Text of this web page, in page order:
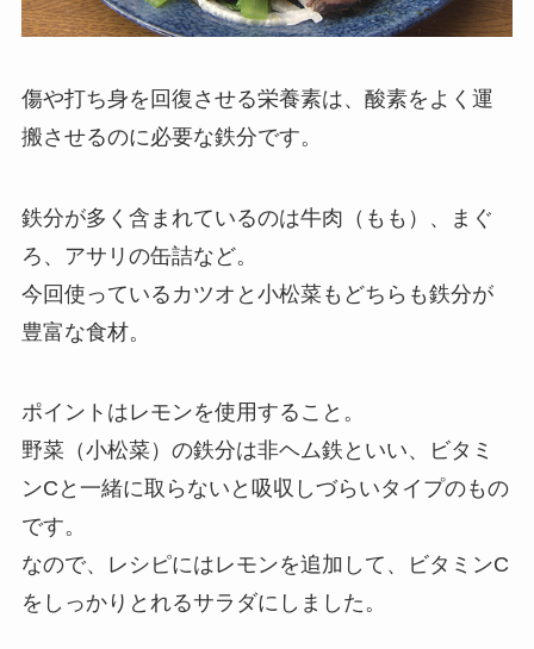
傷や打ち身を回復させる栄養素は、酸素をよく運
搬させるのに必要な鉄分です。
鉄分が多く含まれているのは牛肉（もも）、まぐ
ろ、アサリの缶詰など。
今回使っているカツオと小松菜もどちらも鉄分が
豊富な食材。
ポイントはレモンを使用すること。
野菜（小松菜）の鉄分は非ヘム鉄といい、ビタミ
ンCと一緒に取らないと吸収しづらいタイプのもの
です。
なので、レシピにはレモンを追加して、ビタミンC
をしっかりとれるサラダにしました。